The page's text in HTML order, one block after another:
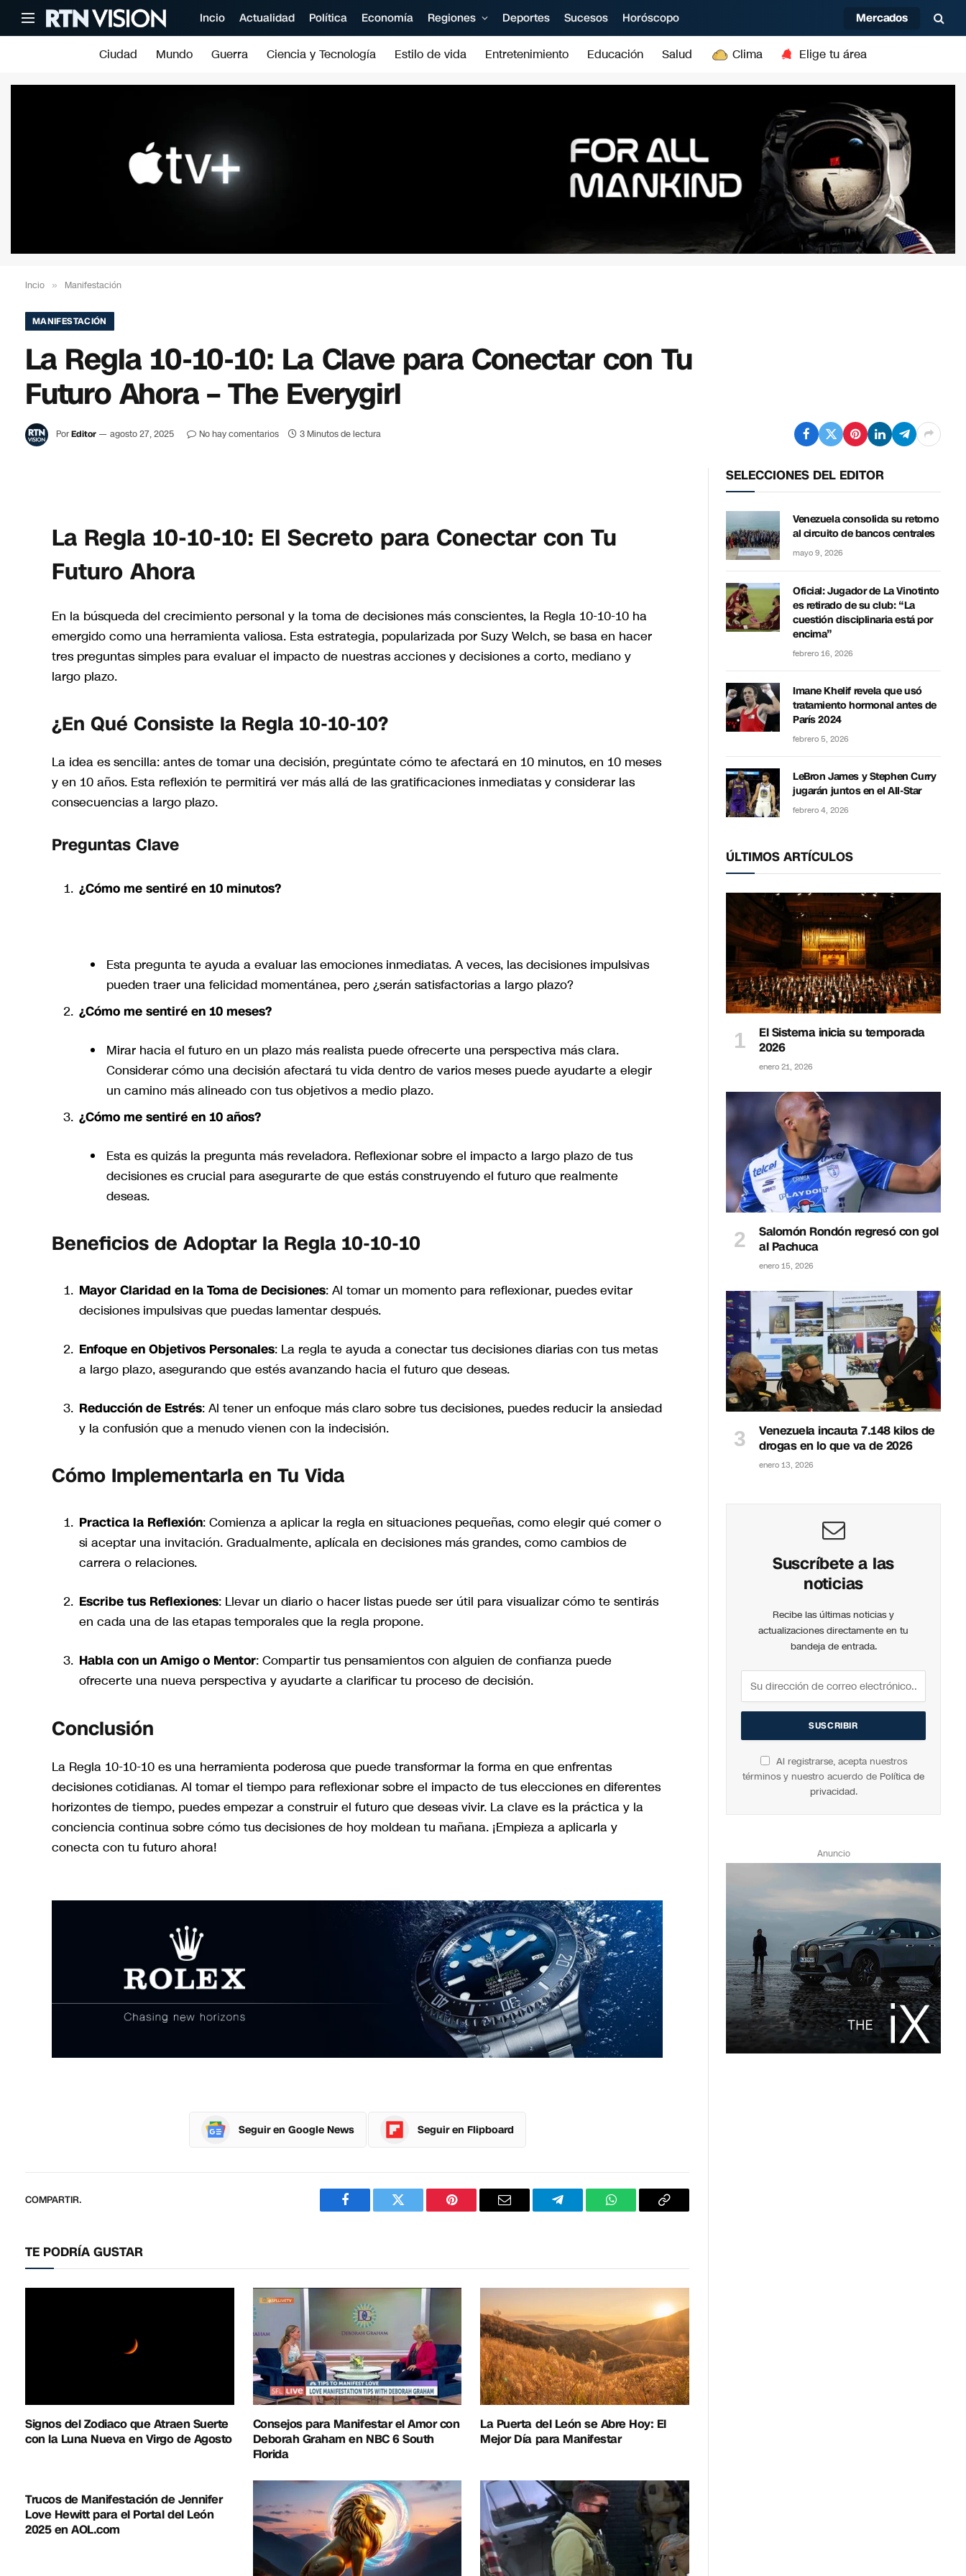
Incio Actualidad Política Economía Regiones Deportes Sucesos Horóscopo Mercados
Ciudad Mundo Guerra Ciencia y Tecnología Estilo de vida Entretenimiento Educación Salud Clima Elige tu área
Incio » Manifestación
MANIFESTACIÓN
La Regla 10-10-10: La Clave para Conectar con Tu
Futuro Ahora – The Everygirl
PorEditor agosto 27, 2025 No hay comentarios 3 Minutos de lectura
La Regla 10-10-10: El Secreto para Conectar con Tu
Futuro Ahora
En la búsqueda del crecimiento personal y la toma de decisiones más conscientes, la Regla 10-10-10 ha
emergido como una herramienta valiosa. Esta estrategia, popularizada por Suzy Welch, se basa en hacer
tres preguntas simples para evaluar el impacto de nuestras acciones y decisiones a corto, mediano y
largo plazo.
¿En Qué Consiste la Regla 10-10-10?
La idea es sencilla: antes de tomar una decisión, pregúntate cómo te afectará en 10 minutos, en 10 meses
y en 10 años. Esta reflexión te permitirá ver más allá de las gratificaciones inmediatas y considerar las
consecuencias a largo plazo.
Preguntas Clave
¿Cómo me sentiré en 10 minutos?
Esta pregunta te ayuda a evaluar las emociones inmediatas. A veces, las decisiones impulsivas
pueden traer una felicidad momentánea, pero ¿serán satisfactorias a largo plazo?
¿Cómo me sentiré en 10 meses?
Mirar hacia el futuro en un plazo más realista puede ofrecerte una perspectiva más clara.
Considerar cómo una decisión afectará tu vida dentro de varios meses puede ayudarte a elegir
un camino más alineado con tus objetivos a medio plazo.
¿Cómo me sentiré en 10 años?
Esta es quizás la pregunta más reveladora. Reflexionar sobre el impacto a largo plazo de tus
decisiones es crucial para asegurarte de que estás construyendo el futuro que realmente
deseas.
Beneficios de Adoptar la Regla 10-10-10
Mayor Claridad en la Toma de Decisiones: Al tomar un momento para reflexionar, puedes evitar
decisiones impulsivas que puedas lamentar después.
Enfoque en Objetivos Personales: La regla te ayuda a conectar tus decisiones diarias con tus metas
a largo plazo, asegurando que estés avanzando hacia el futuro que deseas.
Reducción de Estrés: Al tener un enfoque más claro sobre tus decisiones, puedes reducir la ansiedad
y la confusión que a menudo vienen con la indecisión.
Cómo Implementarla en Tu Vida
Practica la Reflexión: Comienza a aplicar la regla en situaciones pequeñas, como elegir qué comer o
si aceptar una invitación. Gradualmente, aplícala en decisiones más grandes, como cambios de
carrera o relaciones.
Escribe tus Reflexiones: Llevar un diario o hacer listas puede ser útil para visualizar cómo te sentirás
en cada una de las etapas temporales que la regla propone.
Habla con un Amigo o Mentor: Compartir tus pensamientos con alguien de confianza puede
ofrecerte una nueva perspectiva y ayudarte a clarificar tu proceso de decisión.
Conclusión
La Regla 10-10-10 es una herramienta poderosa que puede transformar la forma en que enfrentas
decisiones cotidianas. Al tomar el tiempo para reflexionar sobre el impacto de tus elecciones en diferentes
horizontes de tiempo, puedes empezar a construir el futuro que deseas vivir. La clave es la práctica y la
conciencia continua sobre cómo tus decisiones de hoy moldean tu mañana. ¡Empieza a aplicarla y
conecta con tu futuro ahora!
Seguir en Google News Seguir en Flipboard
COMPARTIR.
FacebookTwitter PinterestCorreo
TelegramWhatsAppCopiar
TE PODRÍA GUSTAR
Signos del Zodiaco que Atraen Suerte
con la Luna Nueva en Virgo de Agosto
Consejos para Manifestar el Amor con
Deborah Graham en NBC 6 South
Florida
La Puerta del León se Abre Hoy: El
Mejor Día para Manifestar
Trucos de Manifestación de Jennifer
Love Hewitt para el Portal del León
2025 en AOL.com
SELECCIONES DEL EDITOR
Venezuela consolida su retorno
al circuito de bancos centrales
mayo 9, 2026
Oficial: Jugador de La Vinotinto
es retirado de su club: “La
cuestión disciplinaria está por
encima”
febrero 16, 2026
Imane Khelif revela que usó
tratamiento hormonal antes de
París 2024
febrero 5, 2026
LeBron James y Stephen Curry
jugarán juntos en el All-Star
febrero 4, 2026
ÚLTIMOS ARTÍCULOS
El Sistema inicia su temporada
2026
enero 21, 2026
Salomón Rondón regresó con gol
al Pachuca
enero 15, 2026
Venezuela incauta 7.148 kilos de
drogas en lo que va de 2026
enero 13, 2026
Suscríbete a las
noticias
Recibe las últimas noticias y
actualizaciones directamente en tu
bandeja de entrada.
Al registrarse, acepta nuestros
términos y nuestro acuerdo de Política de
privacidad.
Anuncio